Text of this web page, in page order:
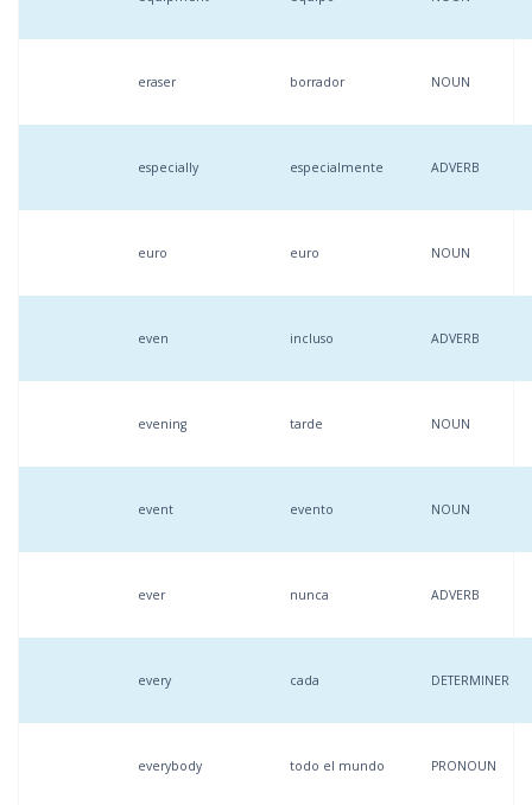
eraser borrador NOUN
especially especialmente ADVERB
euro euro NOUN
even incluso ADVERB
evening tarde NOUN
event evento NOUN
ever nunca ADVERB
every cada DETERMINER
everybody todo el mundo PRONOUN